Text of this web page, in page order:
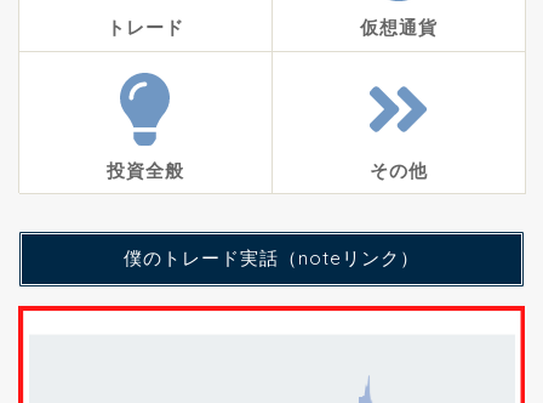
トレード 仮想通貨
投資全般 その他
僕のトレード実話（noteリンク）